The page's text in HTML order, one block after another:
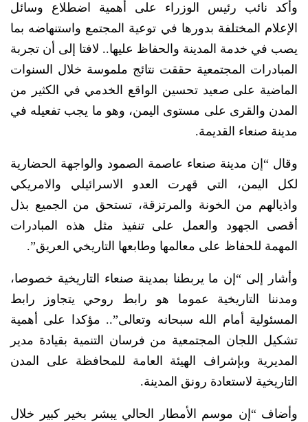
وأكد نائب رئيس الوزراء على أهمية اضطلاع وسائل
الإعلام المختلفة بدورها في توعية المجتمع واستنهاضه بما
يصب في خدمة المدينة والحفاظ عليها.. لافتا إلى أن تجربة
المبادرات المجتمعية حققت نتائج ملموسة خلال السنوات
الماضية على صعيد تحسين الواقع الخدمي في الكثير من
المدن والقرى على مستوى اليمن، وهو ما يجب تفعيله في
مدينة صنعاء القديمة.
وقال “إن مدينة صنعاء عاصمة الصمود والواجهة الحضارية
لكل اليمن، التي قهرت العدو الاسرائيلي والامريكي
واذيالهم من الخونة والمرتزقة، تستحق من الجميع بذل
أقصى الجهود والعمل على تنفيذ مثل هذه المبادرات
المهمة للحفاظ على معالمها وطابعها التاريخي العريق”.
وأشار إلى “إن ما يربطنا بمدينة صنعاء التاريخية خصوصا،
ومدننا التاريخية عموما هو رابط روحي يتجاوز رابط
المسئولية أمام الله سبحانه وتعالى”.. مؤكدا على أهمية
تشكيل اللجان المجتمعية من فرسان التنمية بقيادة مدير
المديرية وبإشراف الهيئة العامة للمحافظة على المدن
التاريخية لاستعادة رونق المدينة.
وأضاف “إن موسم الأمطار الحالي يبشر بخير كبير خلال